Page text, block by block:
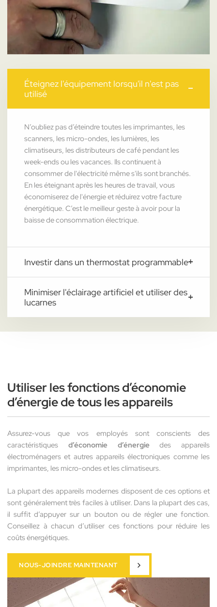
Éteignez l'équipement lorsqu'il n'est pas
utilisé
N’oubliez pas d’éteindre toutes les imprimantes, les
scanners, les micro-ondes, les lumières, les
climatiseurs, les distributeurs de café pendant les
week-ends ou les vacances. Ils continuent à
consommer de l'électricité même s'ils sont branchés.
En les éteignant après les heures de travail, vous
économiserez de l'énergie et réduirez votre facture
énergétique. C’est le meilleur geste à avoir pour la
baisse de consommation électrique.
Investir dans un thermostat programmable
Minimiser l'éclairage artificiel et utiliser des
lucarnes
Utiliser les fonctions d’économie
d’énergie de tous les appareils
Assurez-vous que vos employés sont conscients des
caractéristiques d’économie d’énergie des appareils
électroménagers et autres appareils électroniques comme les
imprimantes, les micro-ondes et les climatiseurs.
La plupart des appareils modernes disposent de ces options et
sont généralement très faciles à utiliser. Dans la plupart des cas,
il suffit d’appuyer sur un bouton ou de régler une fonction.
Conseillez à chacun d’utiliser ces fonctions pour réduire les
coûts énergétiques.
NOUS-JOINDRE MAINTENANT